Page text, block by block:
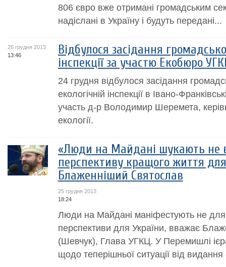
806 євро вже отримані громадським
надіслані в Україну і будуть передані...
26 грудня 2013
13:46
Відбулося засідання
інспекції за участю Екобюро
24 грудня відбулося засідання
екологічній інспекції в Івано-
участь д-р Володимир Шеремета,
екології.
«Люди на Майдані шукають не
перспективу кращого життя для
Блаженніший Святослав
25 грудня 2013
18:24
Люди на Майдані маніфестують не
перспективи для України, вважає
(Шевчук), Глава УГКЦ. У Перемишлі
щодо теперішньої ситуації від